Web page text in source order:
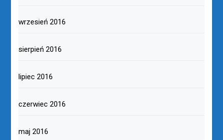
wrzesień 2016
sierpień 2016
lipiec 2016
czerwiec 2016
maj 2016